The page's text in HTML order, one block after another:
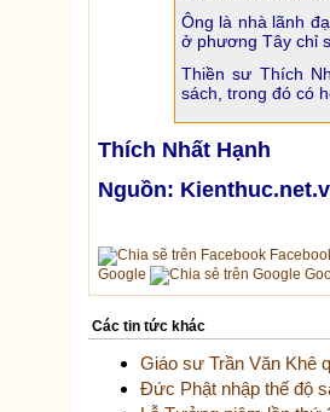
Ông là nhà lãnh
ở phương Tây chỉ
Thiền sư Thích
sách, trong đó có
Thích Nhất Hạnh
Nguồn:
Google
Các tin tức khác
Giáo sư Trần Văn Khê
Đức Phật nhập thế độ